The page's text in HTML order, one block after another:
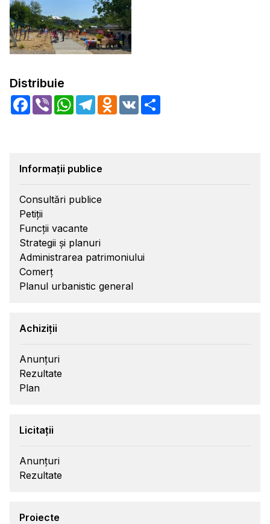
Distribuie
Facebook
Viber WhatsApp
TelegramOdnoklassniki
VK
Informații publice
Consultări publice
Petiții
Funcții vacante
Strategii și planuri
Administrarea patrimoniului
Comerț
Planul urbanistic general
Achiziții
Anunțuri
Rezultate
Plan
Licitații
Anunțuri
Rezultate
Proiecte